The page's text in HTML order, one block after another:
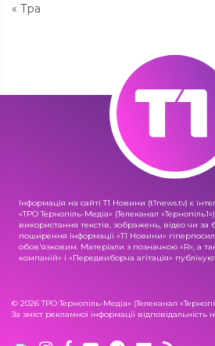
« Тра
Інформація на сайті Т1 Новини (t1news.tv) є
«ТРО Тернопіль-Медіа» (Телеканал
використання текстів, зображень, відео чи за
поширення інформації «Т1 Новини»
обов'язковим. Матеріали з позначкою «R», а
компаній» і «Передвиборча агітація»
© 2026 ТРО Тернопіль-Медіа» (Телеканал
За зміст рекламної інформації